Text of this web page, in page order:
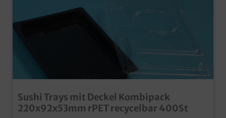
Sushi Trays mit Deckel Kombipack
220x92x53mm rPET recycelbar 400St